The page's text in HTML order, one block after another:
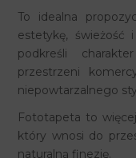
To idealna
estetykę, świeżość
podkreśli
przestrzeni
niepowtarzalnego
Fototapeta to
który wnosi do
naturalną finezję.